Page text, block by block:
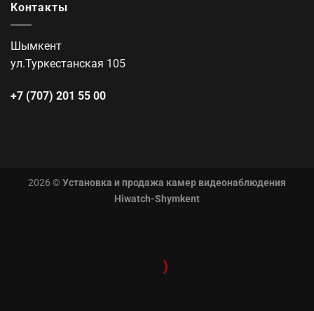
Контакты
Шымкент
ул.Туркестанская 105
+7 (707) 201 55 00
2026 ©Установка и продажа камер видеонаблюдения
Hiwatch-Shymkent